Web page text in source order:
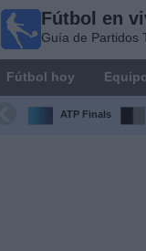
Fútbol en
Guía de Partidos
Fútbol hoy
ATP Finals